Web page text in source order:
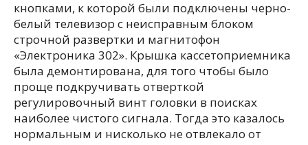
кнопками, к которой были подключены черно-
белый телевизор с неисправным блоком
строчной развертки и магнитофон
«Электроника 302». Крышка кассетоприемника
была демонтирована, для того чтобы было
проще подкручивать отверткой
регулировочный винт головки в поисках
наиболее чистого сигнала. Тогда это казалось
нормальным и нисколько не отвлекало от